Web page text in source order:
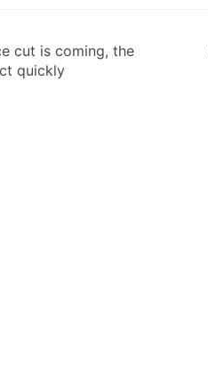
cut is coming, the
quickly